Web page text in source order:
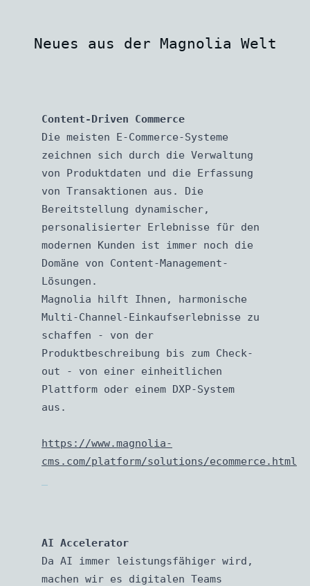
Neues aus der Magnolia Welt
Content-Driven Commerce
Die meisten E-Commerce-Systeme
zeichnen sich durch die Verwaltung
von Produktdaten und die Erfassung
von Transaktionen aus. Die
Bereitstellung dynamischer,
personalisierter Erlebnisse für den
modernen Kunden ist immer noch die
Domäne von Content-Management-
Lösungen.
Magnolia hilft Ihnen, harmonische
Multi-Channel-Einkaufserlebnisse zu
schaffen - von der
Produktbeschreibung bis zum Check-
out - von einer einheitlichen
Plattform oder einem DXP-System
aus.
https://www.magnolia-
cms.com/platform/solutions/ecommerce.html
AI Accelerator
Da AI immer leistungsfähiger wird,
machen wir es digitalen Teams